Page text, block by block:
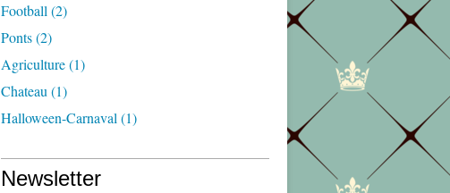
Football (2)
Ponts(2)
Agriculture(1)
Chateau (1)
Halloween-Carnaval (1)
Newsletter